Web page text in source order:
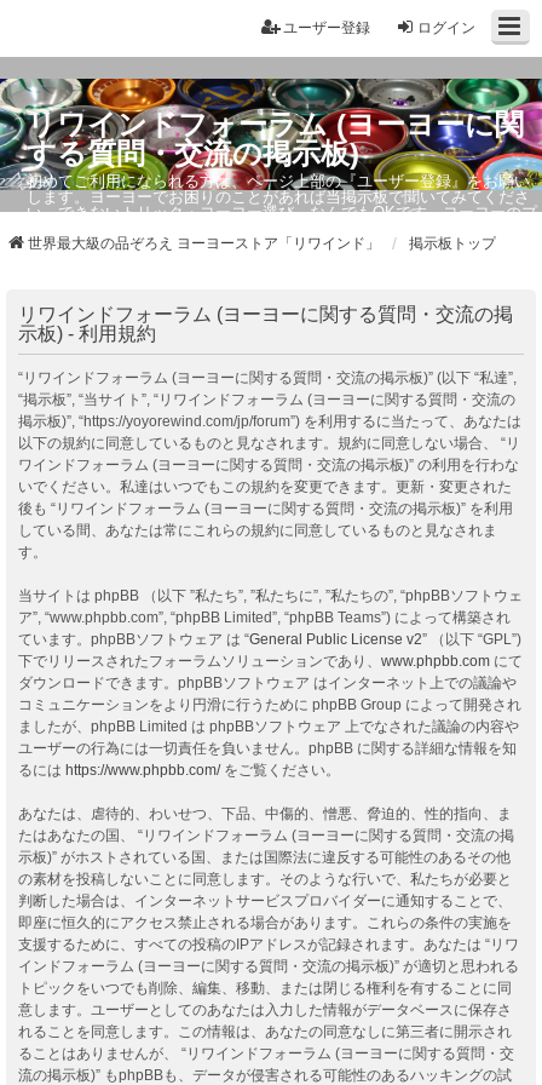
ログイン
ユーザー登録
リワインドフォーラム (ヨーヨーに関
する質問・交流の掲示板)
初めてご利用になられる方は、ページ上部の『ユーザー登録』をお願い
します。ヨーヨーでお困りのことがあれば当掲示板で聞いてみてくださ
い。できないトリック・ヨーヨー選び、なんでもOKです。ヨーヨーのプ
世界最大級の品ぞろえ ヨーヨーストア「リワインド」 掲示板トップ
リワインドフォーラム (ヨーヨーに関する質問・交流の掲
示板) - 利用規約
“リワインドフォーラム (ヨーヨーに関する質問・交流の掲示板)” (以下 “私達”,
“掲示板”, “当サイト”, “リワインドフォーラム (ヨーヨーに関する質問・交流の
掲示板)”, “https://yoyorewind.com/jp/forum”) を利用するに当たって、あなたは
以下の規約に同意しているものと見なされます。規約に同意しない場合、 “リ
ワインドフォーラム (ヨーヨーに関する質問・交流の掲示板)” の利用を行わな
いでください。私達はいつでもこの規約を変更できます。更新・変更された
後も “リワインドフォーラム (ヨーヨーに関する質問・交流の掲示板)” を利用
している間、あなたは常にこれらの規約に同意しているものと見なされま
す。
当サイトは phpBB （以下 ”私たち”, ”私たちに”, ”私たちの”, “phpBBソフトウェ
ア”, “www.phpbb.com”, “phpBB Limited”, “phpBB Teams”) によって構築され
ています。phpBBソフトウェア は “General Public License v2” （以下 “GPL”)
下でリリースされたフォーラムソリューションであり、 www.phpbb.com にて
ダウンロードできます。phpBBソフトウェア はインターネット上での議論や
コミュニケーションをより円滑に行うために phpBB Group によって開発され
ましたが、phpBB Limited は phpBBソフトウェア 上でなされた議論の内容や
ユーザーの行為には一切責任を負いません。phpBB に関する詳細な情報を知
るには https://www.phpbb.com/をご覧ください。
あなたは、虐待的、わいせつ、下品、中傷的、憎悪、脅迫的、性的指向、ま
たはあなたの国、 “リワインドフォーラム (ヨーヨーに関する質問・交流の掲
示板)” がホストされている国、または国際法に違反する可能性のあるその他
の素材を投稿しないことに同意します。そのような行いで、私たちが必要と
判断した場合は、インターネットサービスプロバイダーに通知することで、
即座に恒久的にアクセス禁止される場合があります。これらの条件の実施を
支援するために、すべての投稿のIPアドレスが記録されます。あなたは “リワ
インドフォーラム (ヨーヨーに関する質問・交流の掲示板)” が適切と思われる
トピックをいつでも削除、編集、移動、または閉じる権利を有することに同
意します。ユーザーとしてのあなたは入力した情報がデータベースに保存さ
れることを同意します。この情報は、あなたの同意なしに第三者に開示され
ることはありませんが、 “リワインドフォーラム (ヨーヨーに関する質問・交
流の掲示板)” もphpBBも、データが侵害される可能性のあるハッキングの試